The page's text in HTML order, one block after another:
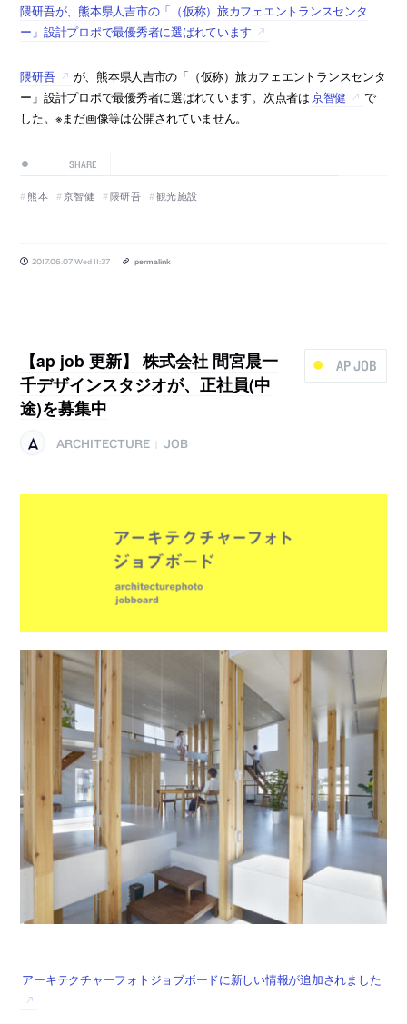
隈研吾が、熊本県人吉市の「（仮称）旅カフェエントランスセンタ
ー」設計プロポで最優秀者に選ばれています
隈研吾
が、熊本県人吉市の「（仮称）旅カフェエントランスセンタ
ー」設計プロポで最優秀者に選ばれています。次点者は京智健
で
した。※まだ画像等は公開されていません。
SHARE
熊本 京智健 隈研吾 観光施設
2017.06.07 Wed 11:37 permalink
AP JOB
【ap job 更新】 株式会社 間宮晨一
千デザインスタジオが、正社員(中
途)を募集中
ARCHITECTURE JOB
アーキテクチャーフォトジョブボードに新しい情報が追加されました